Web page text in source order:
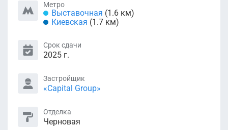
Метро
Выставочная (1.6 км)
Киевская (1.7 км)
Срок сдачи
2025 г.
Застройщик
«Capital Group»
Отделка
Черновая